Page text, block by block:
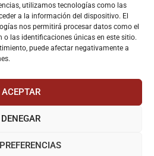
utilizamos tecnologías como las
a la información del dispositivo. El
nos permitirá procesar datos como el
las identificaciones únicas en este sitio.
puede afectar negativamente a
ACEPTAR
DENEGAR